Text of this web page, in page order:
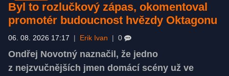
Byl to rozlučkový zápas, okomentoval
promotér budoucnost hvězdy Oktagonu
06. 08. 2026 17:17 Erik Ivan 0
Ondřej Novotný naznačil, že jedno
z nejzvučnějších jmen domácí scény už ve